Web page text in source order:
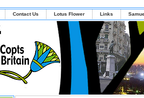
Contact Us Lotus Flower Links